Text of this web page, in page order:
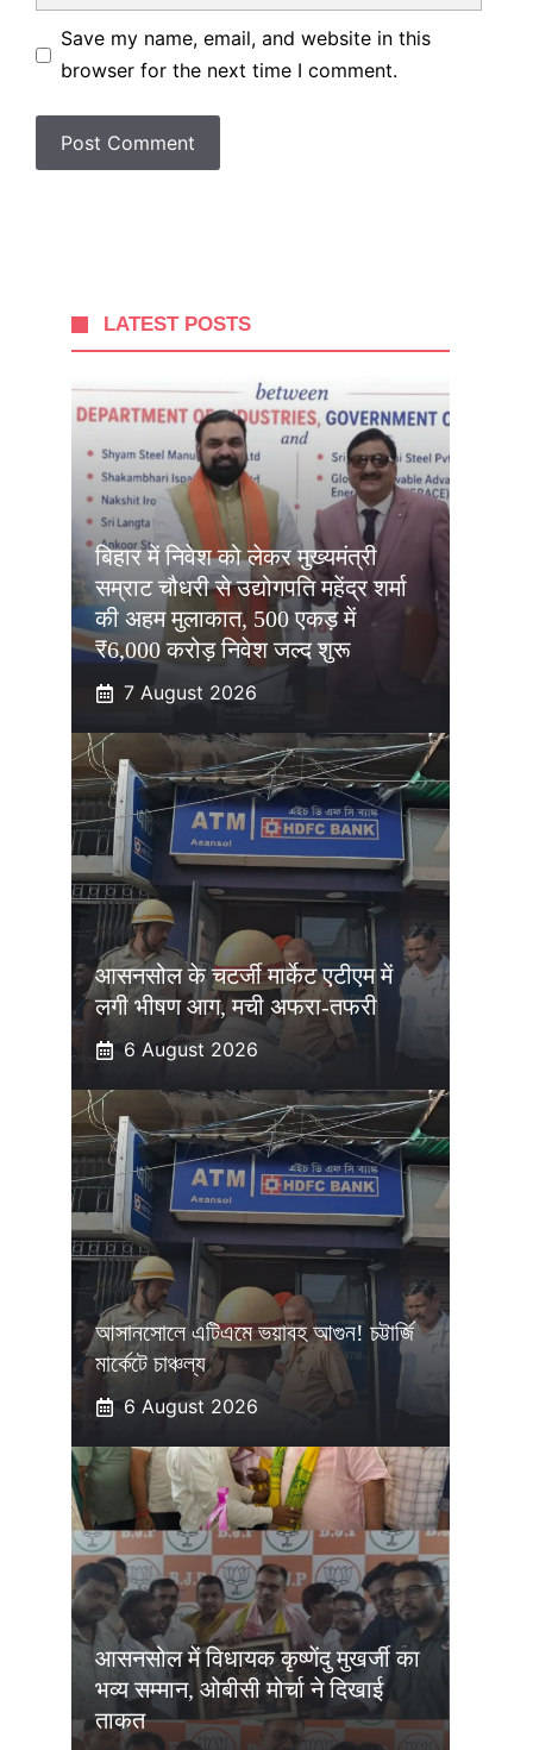
Save my name, email, and website in this
browser for the next time I comment.
LATEST POSTS
बिहार में निवेश को लेकर मुख्यमंत्री
सम्राट चौधरी से उद्योगपति महेंद्र शर्मा
की अहम मुलाकात, 500 एकड़ में
₹6,000 करोड़ निवेश जल्द शुरू
7 August 2026
आसनसोल के चटर्जी मार्केट एटीएम में
लगी भीषण आग, मची अफरा-तफरी
6 August 2026
আসানসোলে এটিএমে ভয়াবহ আগুন! চট্টার্জি
মার্কেটে চাঞ্চল্য
6 August 2026
आसनसोल में विधायक कृष्णेंदु मुखर्जी का
भव्य सम्मान, ओबीसी मोर्चा ने दिखाई
ताकत